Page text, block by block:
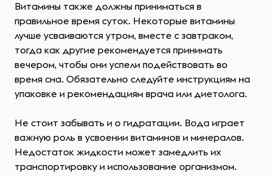
Витамины также должны приниматься в
правильное время суток. Некоторые витамины
лучше усваиваются утром, вместе с завтраком,
тогда как другие рекомендуется принимать
вечером, чтобы они успели подействовать во
время сна. Обязательно следуйте инструкциям на
упаковке и рекомендациям врача или диетолога.
Не стоит забывать и о гидратации. Вода играет
важную роль в усвоении витаминов и минералов.
Недостаток жидкости может замедлить их
транспортировку и использование организмом.